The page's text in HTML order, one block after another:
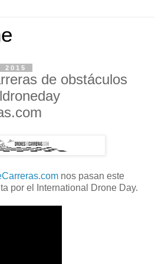
2015
de obstáculos
nos pasan este
por el International Drone Day.